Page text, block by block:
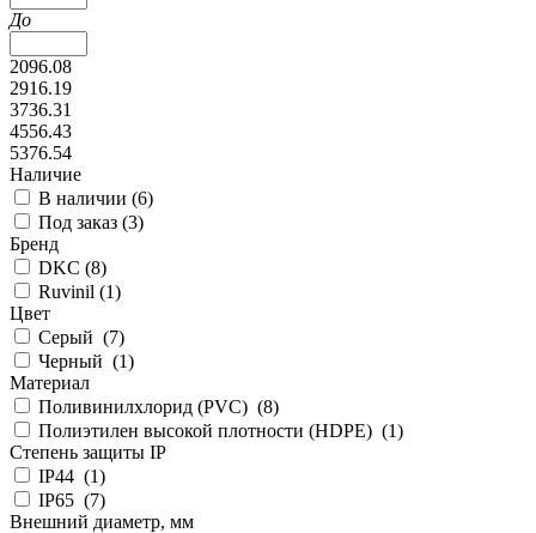
До
2096.08
2916.19
3736.31
4556.43
5376.54
Наличие
В наличии (6)
Под заказ (3)
Бренд
DKC (8)
Ruvinil (1)
Цвет
Серый (7)
Черный (1)
Материал
Поливинилхлорид (PVC) (8)
Полиэтилен высокой плотности (HDPE) (1)
Степень защиты IP
IP44 (1)
IP65 (7)
Внешний диаметр, мм